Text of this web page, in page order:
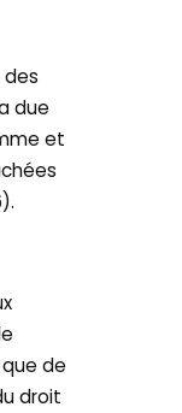
des
due
et
de
droit